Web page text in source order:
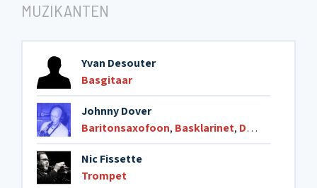
14. Stomp
15. N.W.
MUZIKANTEN
Yvan Desouter
Basgitaar
Johnny Dover
Baritonsaxofoon, Basklarinet, Dwarsfluit
Nic Fissette
Trompet